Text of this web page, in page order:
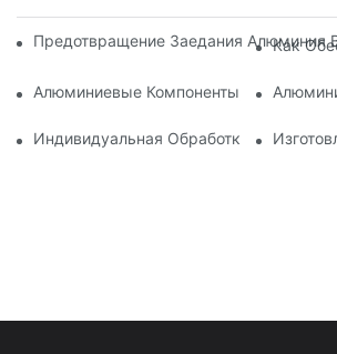
Предотвращение Заедания Алюминия
Как
Алюминиевые Компоненты,
Индивидуальная Обработка